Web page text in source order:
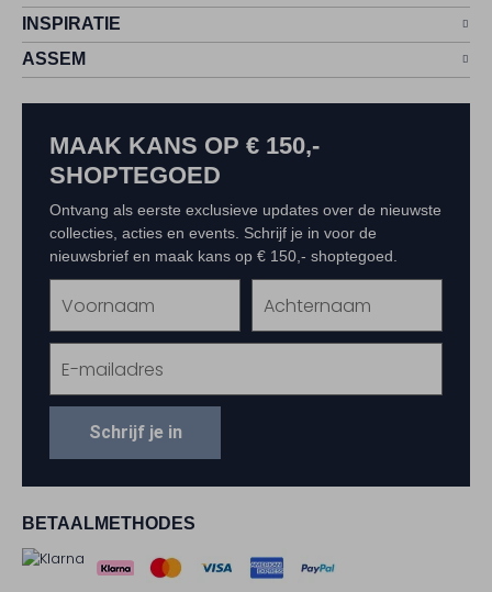
INSPIRATIE
ASSEM
BETAALMETHODES
MAAK KANS OP € 150,-
SHOPTEGOED
Ontvang als eerste exclusieve updates over de nieuwste
collecties, acties en events. Schrijf je in voor de
nieuwsbrief en maak kans op € 150,- shoptegoed.
Schrijf je in